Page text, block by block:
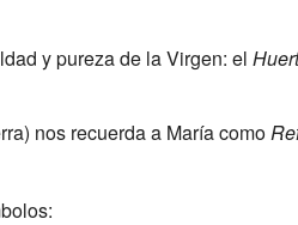
y pureza de la Virgen: el
nos recuerda a María como